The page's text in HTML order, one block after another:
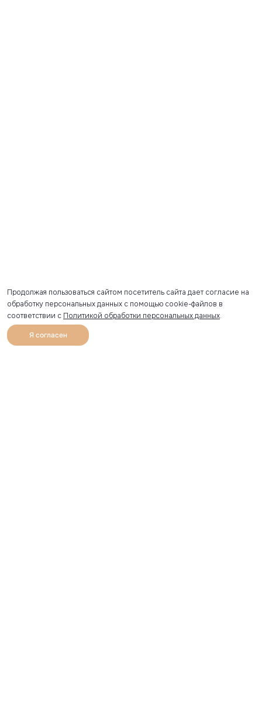
Каталог Избранное
Продолжая пользоваться сайтом посетитель сайта дает согласие на
обработку персональных данных с помощью cookie-файлов в
соответствии с Политикой обработки персональных данных.
Я согласен